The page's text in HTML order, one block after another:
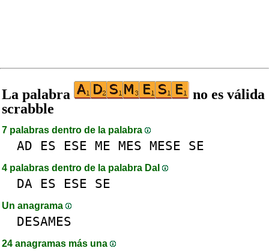
La palabra
no es válida
scrabble
7 palabras dentro de la palabra
AD ES ESE ME MES MESE SE
4 palabras dentro de la palabra DaI
DA ES ESE SE
Un anagrama
DESAMES
24 anagramas más una